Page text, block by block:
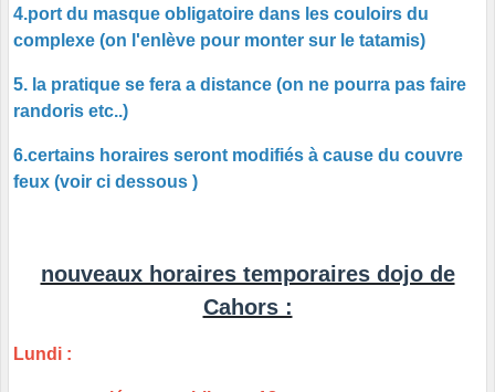
4.port du masque obligatoire dans les couloirs du
complexe (on l'enlève pour monter sur le tatamis)
5. la pratique se fera a distance (on ne pourra pas faire
randoris etc..)
6.certains horaires seront modifiés à cause du couvre
feux (voir ci dessous )
nouveaux horaires temporaires dojo de
Cahors :
Lundi :